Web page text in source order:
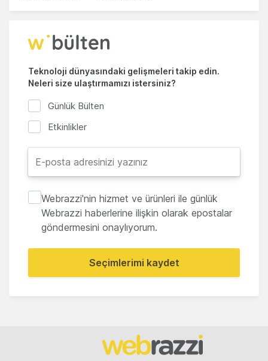
Teknoloji dünyasındaki gelişmeleri takip edin.
Neleri size ulaştırmamızı istersiniz?
Günlük Bülten
Etkinlikler
Webrazzi'nin hizmet ve ürünleri ile günlük
Webrazzi haberlerine ilişkin olarak epostalar
göndermesini onaylıyorum.
Seçimlerimi kaydet